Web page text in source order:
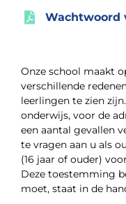
Wachtwoord
Onze school maakt
verschillende
leerlingen te zien
onderwijs, voor de
een aantal gevallen
te vragen aan u als
(16 jaar of ouder)
Deze toestemming
moet, staat in de